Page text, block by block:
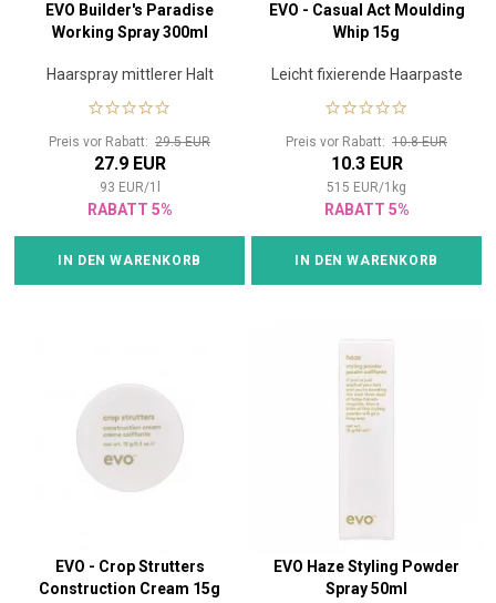
EVO Builder's Paradise
Working Spray 300ml
Haarspray mittlerer Halt
Preis vor Rabatt: 29.5 EUR
27.9 EUR
93 EUR/1
RABATT 5%
IN DEN WARENKORB
EVO - Casual Act Moulding
Whip 15g
Leicht fixierende Haarpaste
Preis vor Rabatt: 10.8 EUR
10.3 EUR
515 EUR/1 kg
RABATT 5%
IN DEN WARENKORB
EVO - Crop Strutters
Construction Cream 15g
EVO Haze Styling Powder
Spray 50ml